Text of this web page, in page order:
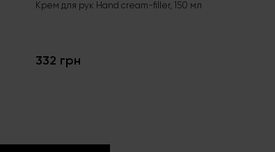
Крем для рук Hand cream-filler, 150 мл
332 грн